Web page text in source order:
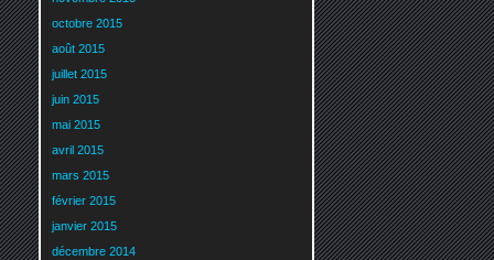
octobre 2015
août 2015
juillet 2015
juin 2015
mai 2015
avril 2015
mars 2015
février 2015
janvier 2015
décembre 2014